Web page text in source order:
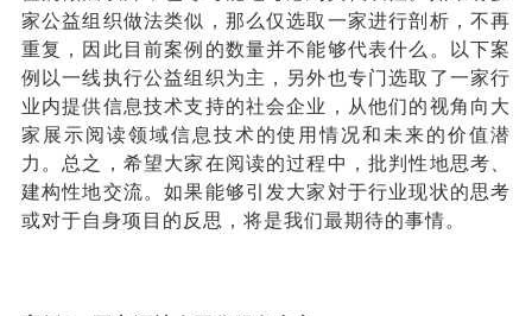
家公益组织做法类似，那么仅选取一家进行剖析，不再
重复，因此目前案例的数量并不能够代表什么。以下案
例以一线执行公益组织为主，另外也专门选取了一家行
业内提供信息技术支持的社会企业，从他们的视角向大
家展示阅读领域信息技术的使用情况和未来的价值潜
力。总之，希望大家在阅读的过程中，批判性地思考、
建构性地交流。如果能够引发大家対于行业现状的思考
或对于自身项目的反思，将是我们最期待的事情。